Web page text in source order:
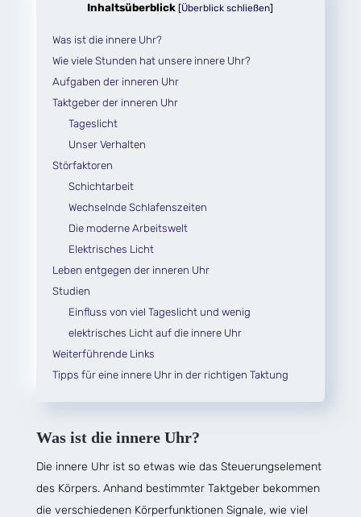
Inhaltsüberblick [Überblick schließen]
Was ist die innere Uhr?
Wie viele Stunden hat unsere innere Uhr?
Aufgaben der inneren Uhr
Taktgeber der inneren Uhr
Tageslicht
Unser Verhalten
Störfaktoren
Schichtarbeit
Wechselnde Schlafenszeiten
Die moderne Arbeitswelt
Elektrisches Licht
Leben entgegen der inneren Uhr
Studien
Einfluss von viel Tageslicht und wenig
elektrisches Licht auf die innere Uhr
Weiterführende Links
Tipps für eine innere Uhr in der richtigen Taktung
Was ist die innere Uhr?
Die innere Uhr ist so etwas wie das Steuerungselement
des Körpers. Anhand bestimmter Taktgeber bekommen
die verschiedenen Körperfunktionen Signale, wie viel